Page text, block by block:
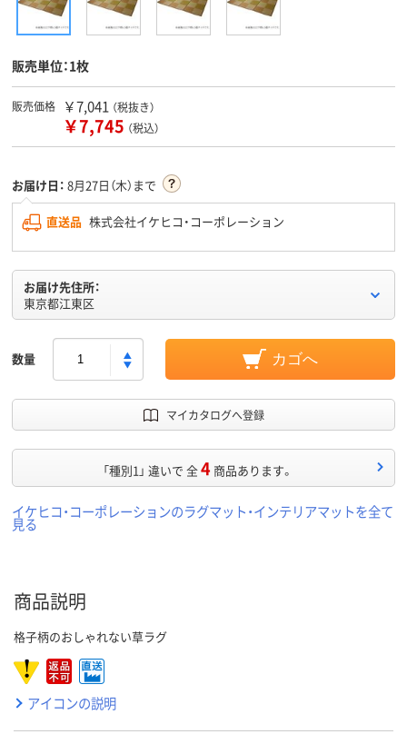
販売単位：1枚
販売価格 ￥7,041 （税抜き）
￥7,745 （税込）
お届け日： 8月27日（木）まで
直送品 株式会社イケヒコ・コーポレーション
お届け先住所：
東京都江東区
数量 カゴへ
マイカタログへ登録
「種別1」 違いで 全4 商品あります。
イケヒコ・コーポレーションのラグマット・インテリアマットを全て
見る
商品説明
格子柄のおしゃれない草ラグ
アイコンの説明